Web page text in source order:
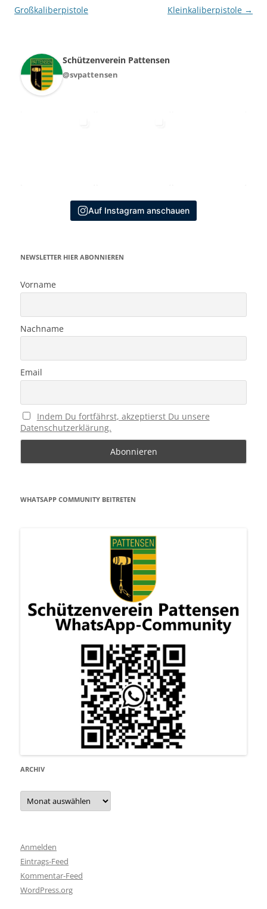
Großkaliberpistole
Kleinkaliberpistole →
Schützenverein Pattensen
@svpattensen
Auf Instagram anschauen
NEWSLETTER HIER ABONNIEREN
Vorname
Nachname
Email
Indem Du fortfährst, akzeptierst Du unsere
Datenschutzerklärung.
WHATSAPP COMMUNITY BEITRETEN
ARCHIV
Archiv
Anmelden
Eintrags-Feed
Kommentar-Feed
WordPress.org